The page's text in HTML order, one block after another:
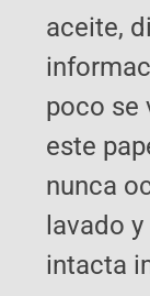
aceite,
poco se
este
nunca
lavado
intacta